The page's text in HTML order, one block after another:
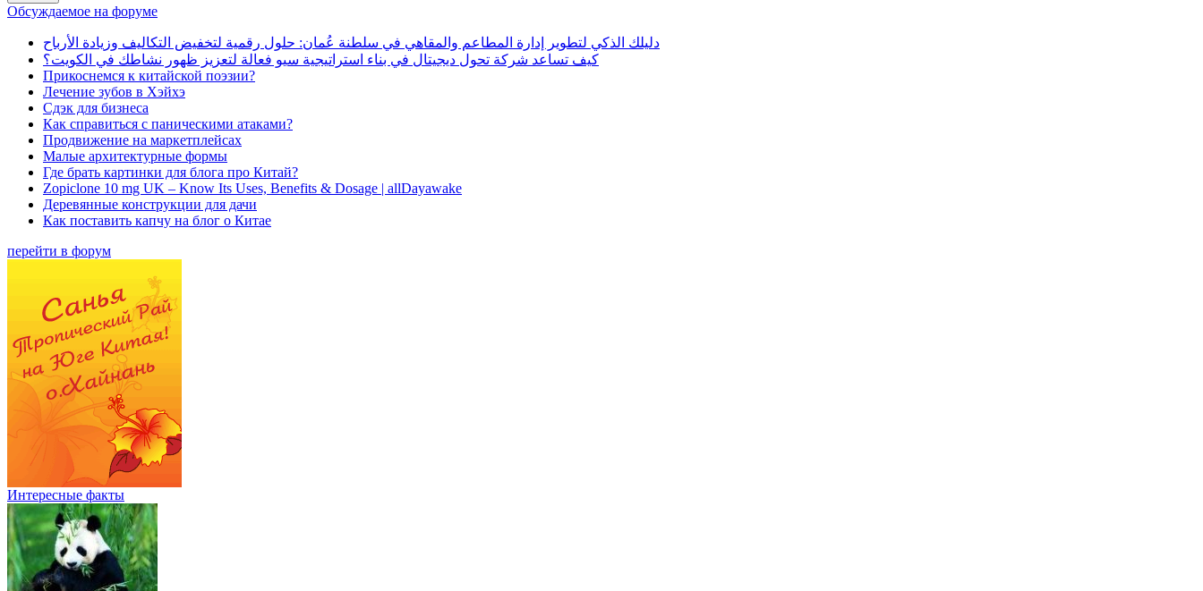
Обсуждаемое на форуме
دليلك الذكي لتطوير إدارة المطاعم والمقاهي في سلطنة عُمان: حلول رقمية لتخفيض التكاليف وزيادة الأرباح
كيف تساعد شركة تحول ديجيتال في بناء استراتيجية سيو فعالة لتعزيز ظهور نشاطك في الكويت؟
Прикоснемся к китайской поэзии?
Лечение зубов в Хэйхэ
Сдэк для бизнеса
Как справиться с паническими атаками?
Продвижение на маркетплейсах
Малые архитектурные формы
Где брать картинки для блога про Китай?
Zopiclone 10 mg UK – Know Its Uses, Benefits & Dosage | allDayawake
Деревянные конструкции для дачи
Как поставить капчу на блог о Китае
перейти в форум
Интересные факты